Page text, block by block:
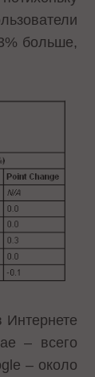
больше,
– всего
– около